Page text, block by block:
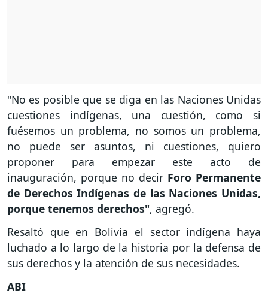
"No es posible que se diga en las Naciones Unidas
cuestiones indígenas, una cuestión, como si
fuésemos un problema, no somos un problema,
no puede ser asuntos, ni cuestiones, quiero
proponer para empezar este acto de
inauguración, porque no decir Foro Permanente
de Derechos Indígenas de las Naciones Unidas,
porque tenemos derechos", agregó.
Resaltó que en Bolivia el sector indígena haya
luchado a lo largo de la historia por la defensa de
sus derechos y la atención de sus necesidades.
ABI